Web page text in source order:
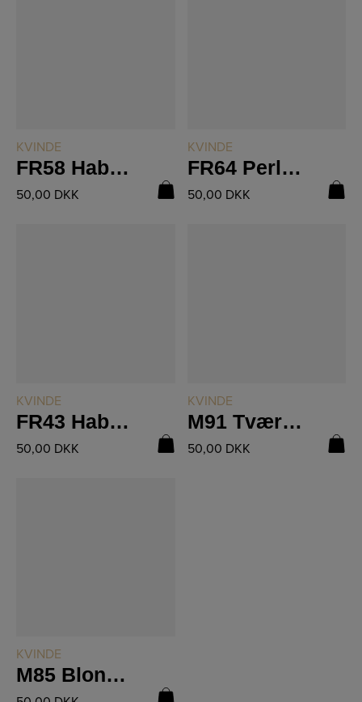
KVINDE
FR58 Habitjakke
50,00 DKK
KVINDE
FR64 Perlestrikket T-shirt
50,00 DKK
KVINDE
FR43 Habit vest
50,00 DKK
KVINDE
M91 Tværstrikket Minkbluse
50,00 DKK
KVINDE
M85 Blondebluse MINK